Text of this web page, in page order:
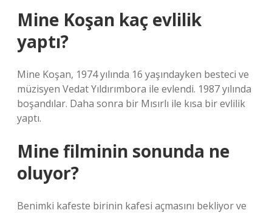
Mine Koşan kaç evlilik
yaptı?
Mine Koşan, 1974 yılında 16 yaşındayken besteci ve
müzisyen Vedat Yıldırımbora ile evlendi. 1987 yılında
boşandılar. Daha sonra bir Mısırlı ile kısa bir evlilik
yaptı.
Mine filminin sonunda ne
oluyor?
Benimki kafeste birinin kafesi açmasını bekliyor ve